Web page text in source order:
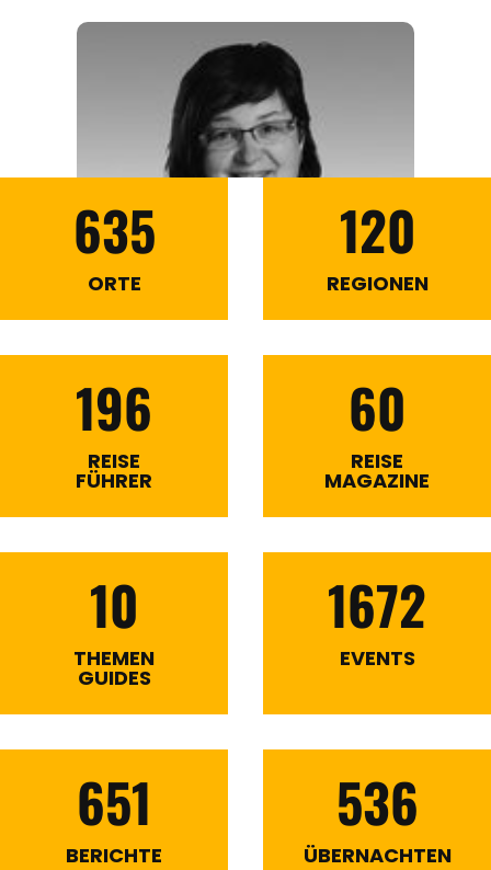
635
ORTE
120
REGIONEN
196
REISE
FÜHRER
60
REISE
MAGAZINE
10
THEMEN
GUIDES
1672
EVENTS
651
BERICHTE
536
ÜBERNACHTEN